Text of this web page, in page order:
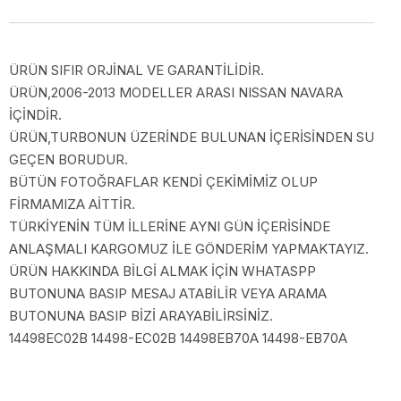
ÜRÜN SIFIR ORJİNAL VE GARANTİLİDİR.
ÜRÜN,2006-2013 MODELLER ARASI NISSAN NAVARA
İÇİNDİR.
ÜRÜN,TURBONUN ÜZERİNDE BULUNAN İÇERİSİNDEN SU
GEÇEN BORUDUR.
BÜTÜN FOTOĞRAFLAR KENDİ ÇEKİMİMİZ OLUP
FİRMAMIZA AİTTİR.
TÜRKİYENİN TÜM İLLERİNE AYNI GÜN İÇERİSİNDE
ANLAŞMALI KARGOMUZ İLE GÖNDERİM YAPMAKTAYIZ.
ÜRÜN HAKKINDA BİLGİ ALMAK İÇİN WHATASPP
BUTONUNA BASIP MESAJ ATABİLİR VEYA ARAMA
BUTONUNA BASIP BİZİ ARAYABİLİRSİNİZ.
14498EC02B 14498-EC02B 14498EB70A 14498-EB70A